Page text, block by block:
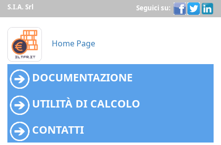
S.I.A. Srl Seguici su:
Home Page
DOCUMENTAZIONE
UTILITÀ DI CALCOLO
CONTATTI